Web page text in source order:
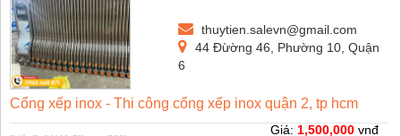
thuytien.salevn@gmail.com
44 Đừờng 46, Phường 10, Quận
6
Cổng xếp inox - Thi công cổng xếp inox quận 2, tp hcm
Giá: 1,500,000 vnđ